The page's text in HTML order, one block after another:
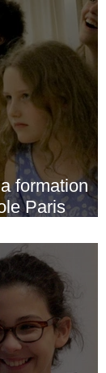
(+ tes
formation
Paris
tes
offertes)